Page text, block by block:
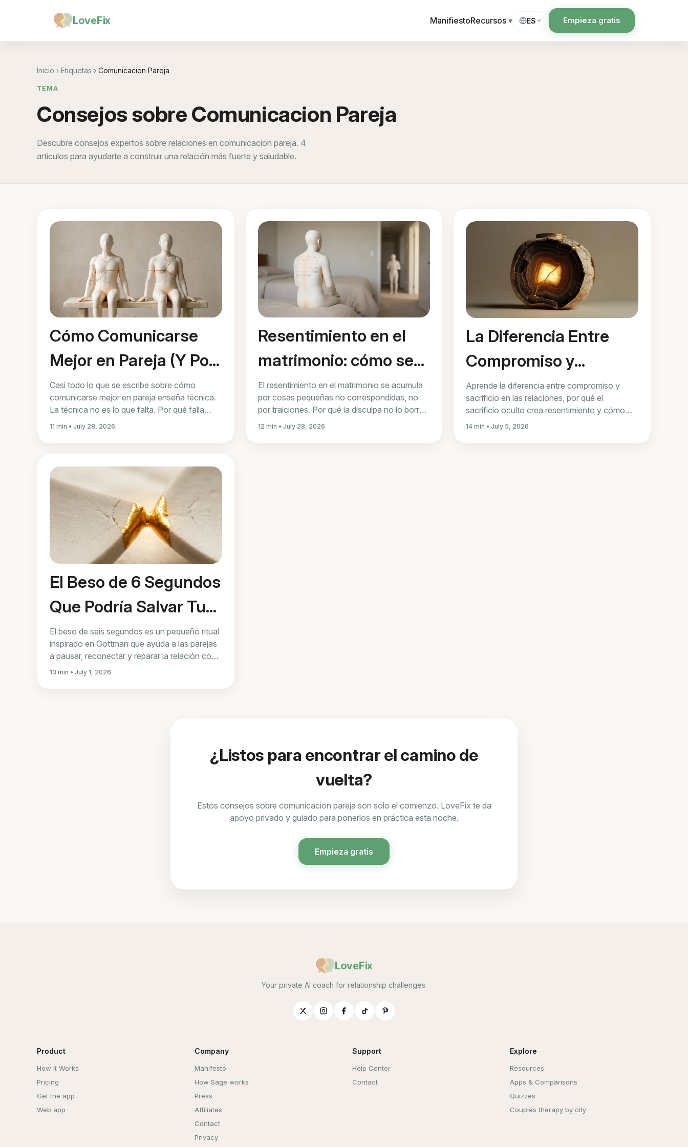
LoveFix ManifiestoRecursos ▾ ES Empieza gratis
Inicio › Etiquetas › Comunicacion Pareja
TEMA
Consejos sobre Comunicacion Pareja
Descubre consejos expertos sobre relaciones en comunicacion pareja. 4
artículos para ayudarte a construir una relación más fuerte y saludable.
Cómo Comunicarse
Mejor en Pareja (Y Por
Qué los Consejos de
Siempre Fallan)
Casi todo lo que se escribe sobre cómo
comunicarse mejor en pareja enseña técnica.
La técnica no es lo que falta. Por qué falla
bajo presión y qué cambia de verdad la
11 min • July 28, 2026
Resentimiento en el
matrimonio: cómo se
acumula y qué lo
disuelve de verdad
El resentimiento en el matrimonio se acumula
por cosas pequeñas no correspondidas, no
por traiciones. Por qué la disculpa no lo borra
y qué lo disuelve de verdad.
12 min • July 28, 2026
La Diferencia Entre
Compromiso y
Sacrificio en las
Relaciones
Aprende la diferencia entre compromiso y
sacrificio en las relaciones, por qué el
sacrificio oculto crea resentimiento y cómo
reequilibrar decisiones sin perderte.
14 min • July 5, 2026
El Beso de 6 Segundos
Que Podría Salvar Tu
Matrimonio
El beso de seis segundos es un pequeño ritual
inspirado en Gottman que ayuda a las parejas
a pausar, reconectar y reparar la relación con
microconexiones diarias.
13 min • July 1, 2026
¿Listos para encontrar el camino de
vuelta?
Estos consejos sobre comunicacion pareja son solo el comienzo. LoveFix te da
apoyo privado y guiado para ponerlos en práctica esta noche.
Empieza gratis
LoveFix
Your private AI coach for relationship challenges.
Product
How It Works
Pricing
Get the app
Web app
Company
Manifesto
How Sage works
Press
Affiliates
Contact
Privacy
Support
Help Center
Contact
Explore
Resources
Apps & Comparisons
Quizzes
Couples therapy by city